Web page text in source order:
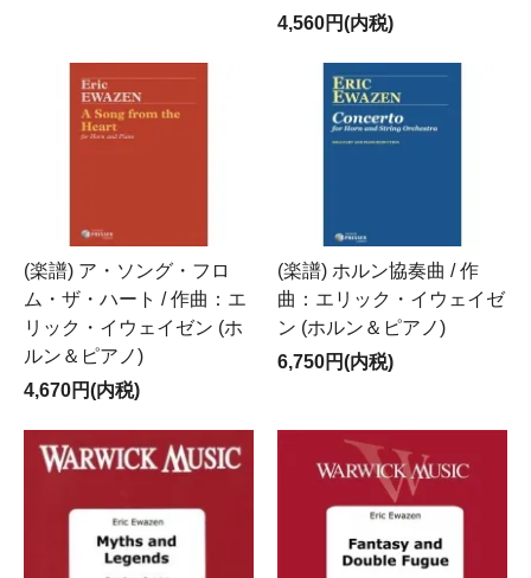
4,560円(内税)
(楽譜) ア・ソング・フロ
ム・ザ・ハート / 作曲：エ
リック・イウェイゼン (ホ
ルン＆ピアノ)
4,670円(内税)
(楽譜) ホルン協奏曲 / 作
曲：エリック・イウェイゼ
ン (ホルン＆ピアノ)
6,750円(内税)